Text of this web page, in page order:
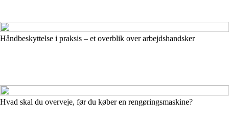
Håndbeskyttelse i praksis – et overblik over arbejdshandsker
Hvad skal du overveje, før du køber en rengøringsmaskine?